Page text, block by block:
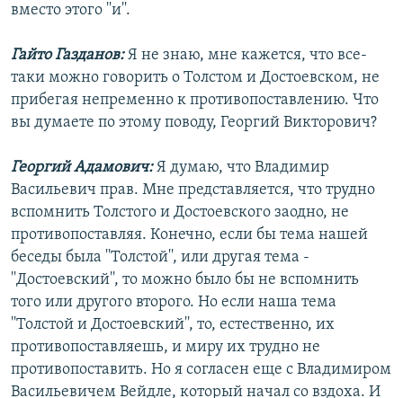
вместо этого ''и''.
Гайто Газданов:Я не знаю, мне кажется, что все-
таки можно говорить о Толстом и Достоевском, не
прибегая непременно к противопоставлению. Что
вы думаете по этому поводу, Георгий Викторович?
Георгий Адамович:Я думаю, что Владимир
Васильевич прав. Мне представляется, что трудно
вспомнить Толстого и Достоевского заодно, не
противопоставляя. Конечно, если бы тема нашей
беседы была ''Толстой'', или другая тема -
''Достоевский'', то можно было бы не вспомнить
того или другого второго. Но если наша тема
''Толстой и Достоевский'', то, естественно, их
противопоставляешь, и миру их трудно не
противопоставить. Но я согласен еще с Владимиром
Васильевичем Вейдле, который начал со вздоха. И